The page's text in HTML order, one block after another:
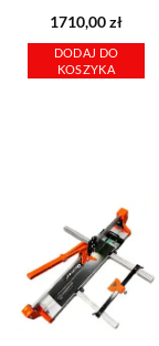
1710,00zł
DODAJ DO
KOSZYKA